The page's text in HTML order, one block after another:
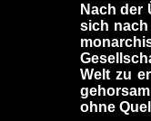
Nach der
sich
Welt zu
ohne